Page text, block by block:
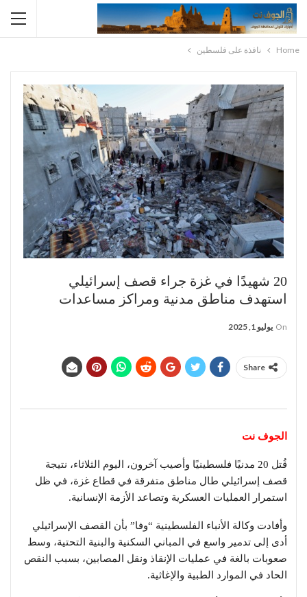
Home نافذة على فلسطين
20 شهيدًا في غزة جراء قصف إسرائيلي
استهدف مناطق مدنية ومراكز مساعدات
On يوليو 1, 2025
Share
الجوف نت
قُتل 20 مدنيًا فلسطينيًا وأصيب آخرون، اليوم الثلاثاء، نتيجة
قصف إسرائيلي طال مناطق متفرقة في قطاع غزة، في ظل
استمرار العمليات العسكرية وتصاعد الأزمة الإنسانية.
وأفادت وكالة الأنباء الفلسطينية “وفا” بأن القصف الإسرائيلي
أدى إلى تدمير واسع في المباني السكنية والبنية التحتية، وسط
صعوبات بالغة في عمليات الإنقاذ ونقل المصابين، بسبب النقص
الحاد في الموارد الطبية والإغاثية.